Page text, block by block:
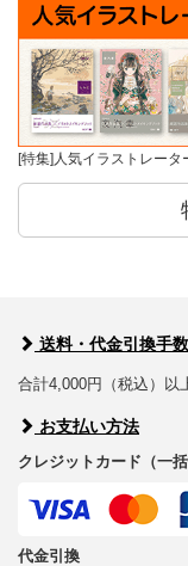
[特集]人気イラストレータ
送料・代金引換手
合計4,000円（税込）以
お支払い方法
クレジットカード（一括
代金引換